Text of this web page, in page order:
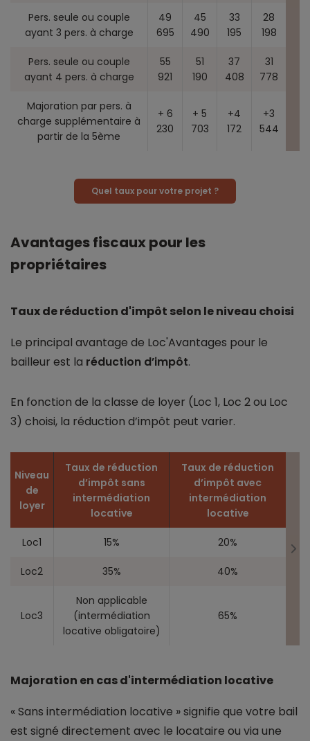
Pers. seule ou couple
ayant 3 pers. à charge
49
695
45
490
33
195
28
198
Pers. seule ou couple
ayant 4 pers. à charge
55
921
51
190
37
408
31
778
Majoration par pers. à
charge supplémentaire à
partir de la 5ème
+ 6
230
+ 5
703
+4
172
+3
544
Quel taux pour votre projet ?
Avantages fiscaux pour les
propriétaires
Taux de réduction d'impôt selon le niveau choisi
Le principal avantage de Loc'Avantages pour le
bailleur est la réduction d’impôt.
En fonction de la classe de loyer (Loc 1, Loc 2 ou Loc
3) choisi, la réduction d’impôt peut varier.
Niveau
de
loyer
Taux de réduction
d’impôt sans
intermédiation
locative
Taux de réduction
d’impôt avec
intermédiation
locative
Loc1 15% 20%
Loc2 35% 40%
Loc3
Non applicable
(intermédiation
locative obligatoire)
65%
Majoration en cas d'intermédiation locative
« Sans intermédiation locative » signifie que votre bail
est signé directement avec le locataire ou via une